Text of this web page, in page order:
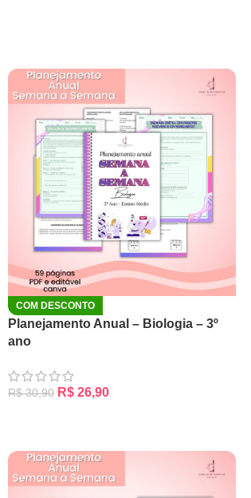
COM DESCONTO
Planejamento Anual – Biologia – 3º
ano
R$30,90 R$ 26,90